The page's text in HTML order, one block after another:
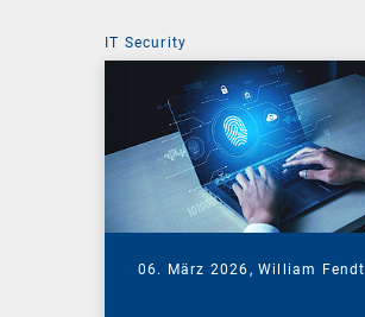
IT Security
06. März 2026, William Fendt